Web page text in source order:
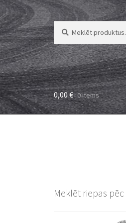
Meklēt:
Meklēt
0,00€ 0 items
Meklēt riepas